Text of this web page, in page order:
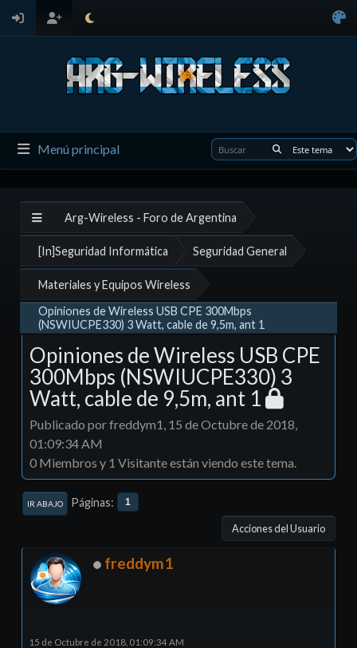
Menú principal
Arg-Wireless - Foro de Argentina
[In]Seguridad Informática Seguridad General
Materiales y Equipos Wireless
Opiniones de Wireless USB CPE 300Mbps
(NSWIUCPE330) 3 Watt, cable de 9,5m, ant 1
Opiniones de Wireless USB CPE
300Mbps (NSWIUCPE330) 3
Watt, cable de 9,5m, ant 1
Publicado por freddym1, 15 de Octubre de 2018,
01:09:34 AM
0 Miembros y 1 Visitante están viendo este tema.
IR ABAJO Páginas 1
Acciones del Usuario
freddym1
15 de Octubre de 2018, 01:09:34 AM